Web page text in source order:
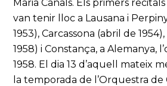
Maria Canals. Els primers
van tenir lloc a Lausana i
1953), Carcassona (abril de
1958) i Constança, a Alemanya,
1958. El dia 13 d’aquell mateix
la temporada de l’Orquestra de